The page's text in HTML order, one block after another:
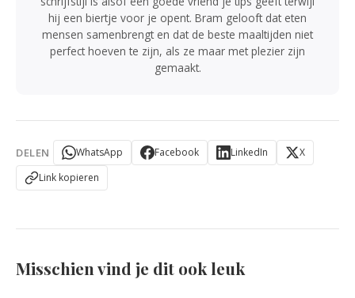
hij een biertje voor je opent. Bram gelooft dat eten
mensen samenbrengt en dat de beste maaltijden niet
perfect hoeven te zijn, als ze maar met plezier zijn
gemaakt.
DELEN WhatsApp Facebook LinkedIn
X
Link kopieren
Misschien vind je dit ook leuk